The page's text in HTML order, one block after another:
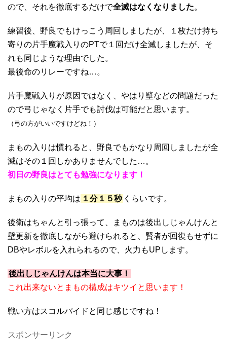
ので、それを徹底するだけで全滅はなくなりました。
練習後、野良でもけっこう周回しましたが、１枚だけ持ち
寄りの片手魔戦入りのPTで１回だけ全滅しましたが、そ
れも同じような理由でした。
最後命のリレーですね…。
片手魔戦入りが原因ではなく、やはり壁などの問題だった
ので弓じゃなく片手でも討伐は可能だと思います。
（弓の方がいいですけどね！）
まもの入りは慣れると、野良でもかなり周回しましたが全
滅はその１回しかありませんでした…。
初日の野良はとても勉強になります！
まもの入りの平均は １分１５秒 くらいです。
後衛はちゃんと引っ張って、まものは後出しじゃんけんと
壁更新を徹底しながら避けられると、賢者が回復もせずに
DBやレボルを入れられるので、火力もUPします。
後出しじゃんけんは本当に大事！
これ出来ないとまもの構成はキツイと思います！
戦い方はスコルパイドと同じ感じですね！
スポンサーリンク